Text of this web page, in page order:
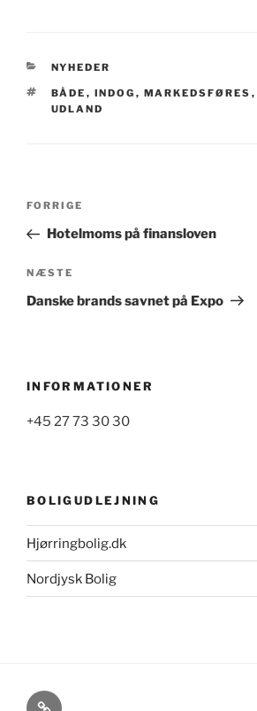
KATEGORIER
NYHEDER
TAGS
BÅDE , INDOG , MARKEDSFØRES ,
UDLAND
Indlægsnavigation
Forrige
indlæg
FORRIGE
Hotelmoms på finansloven
Næste
indlæg
NÆSTE
Danske brands savnet på Expo
INFORMATIONER
+45 27 73 30 30
BOLIGUDLEJNING
Hjørringbolig.dk
Nordjysk Bolig
Cookie-